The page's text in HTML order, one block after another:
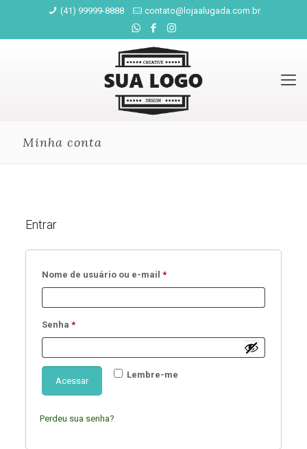
(41) 99999-8888 contato@lojaalugada.com.br
Minha conta
Entrar
Nome de usuário ou e-mail *Obrigatório
Senha *Obrigatório
Lembre-me
Acessar
Perdeu sua senha?